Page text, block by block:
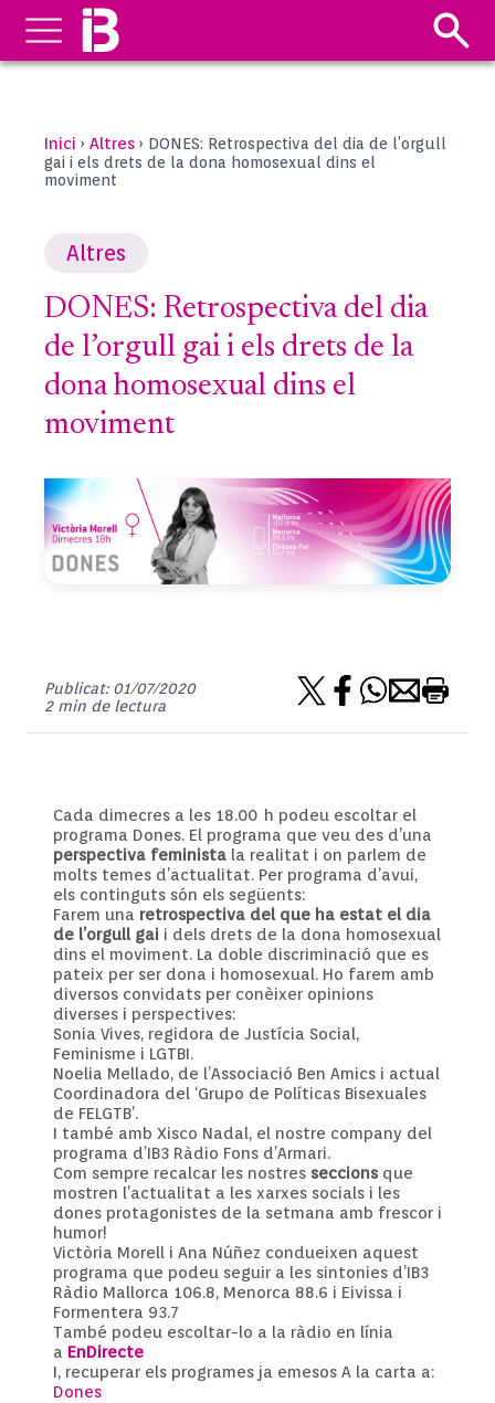
Inici › Altres › DONES: Retrospectiva del dia de l’orgull
gai i els drets de la dona homosexual dins el
moviment
Altres
DONES: Retrospectiva del dia
de l’orgull gai i els drets de la
dona homosexual dins el
moviment
Publicat: 01/07/2020
2 min de lectura
Cada dimecres a les 18.00 h podeu escoltar el
programa Dones. El programa que veu des d’una
perspectiva feminista la realitat i on parlem de
molts temes d’actualitat. Per programa d’avui,
els continguts són els següents:
Farem una retrospectiva del que ha estat el dia
de l’orgull gai i dels drets de la dona homosexual
dins el moviment. La doble discriminació que es
pateix per ser dona i homosexual. Ho farem amb
diversos convidats per conèixer opinions
diverses i perspectives:
Sonia Vives, regidora de Justícia Social,
Feminisme i LGTBI.
Noelia Mellado, de l’Associació Ben Amics i actual
Coordinadora del ‘Grupo de Políticas Bisexuales
de FELGTB’.
I també amb Xisco Nadal, el nostre company del
programa d’IB3 Ràdio Fons d’Armari.
Com sempre recalcar les nostres seccions que
mostren l’actualitat a les xarxes socials i les
dones protagonistes de la setmana amb frescor i
humor!
Victòria Morell i Ana Núñez condueixen aquest
programa que podeu seguir a les sintonies d’IB3
Ràdio Mallorca 106.8, Menorca 88.6 i Eivissa i
Formentera 93.7
També podeu escoltar-lo a la ràdio en línia
a EnDirecte
I, recuperar els programes ja emesos A la carta a:
Dones